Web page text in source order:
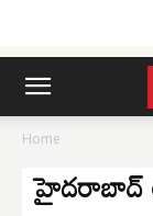
Home
హైదరాబాద్